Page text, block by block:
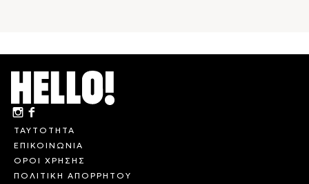
ΤΑΥΤΟΤΗΤΑ
ΕΠΙΚΟΙΝΩΝΙΑ
ΟΡΟΙ ΧΡΗΣΗΣ
ΠΟΛΙΤΙΚΗ ΑΠΟΡΡΗΤΟΥ